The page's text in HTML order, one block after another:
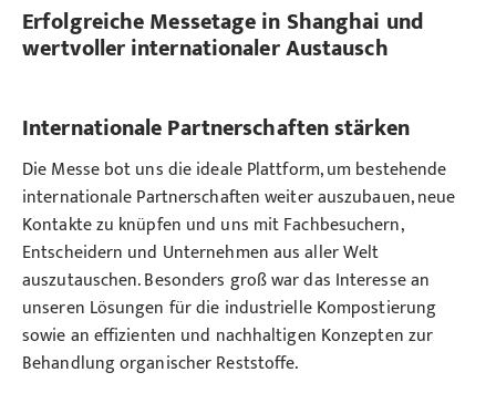
Erfolgreiche Messetage in Shanghai und
wertvoller internationaler Austausch
Internationale Partnerschaften stärken
Die Messe bot uns die ideale Plattform, um bestehende
internationale Partnerschaften weiter auszubauen, neue
Kontakte zu knüpfen und uns mit Fachbesuchern,
Entscheidern und Unternehmen aus aller Welt
auszutauschen. Besonders groß war das Interesse an
unseren Lösungen für die industrielle Kompostierung
sowie an effizienten und nachhaltigen Konzepten zur
Behandlung organischer Reststoffe.